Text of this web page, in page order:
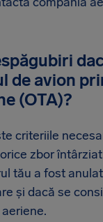
de avion
(OTA)?
criteriile
zbor
tău a fost
și dacă se